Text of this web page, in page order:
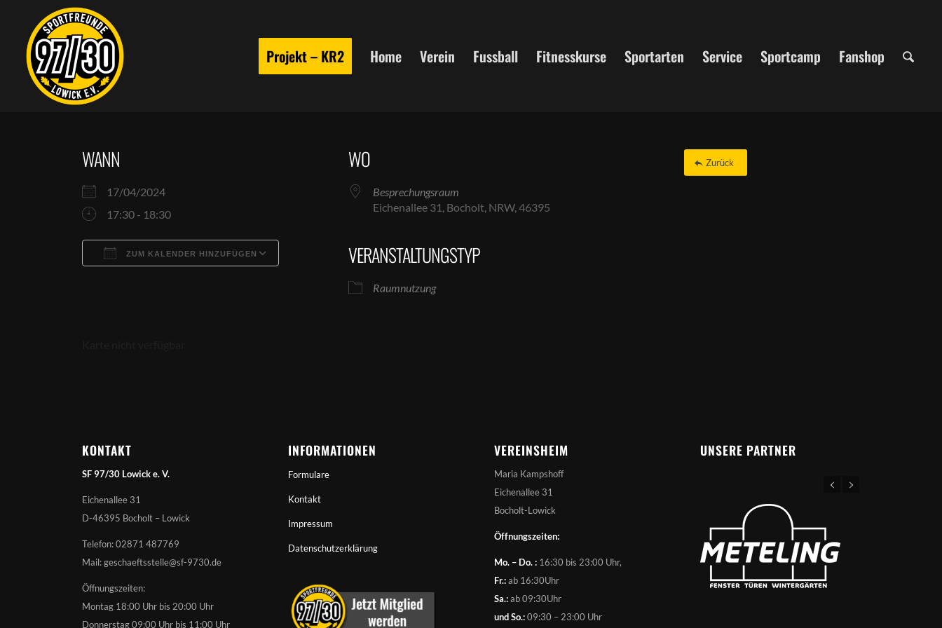
Projekt – KR2 Home Verein Fussball Fitnesskurse Sportarten Service Sportcamp Fanshop
WANN
17/04/2024
17:30 - 18:30
ZUM KALENDER HINZUFÜGEN
Google Kalender
WO
Besprechungsraum
Eichenallee 31, Bocholt, NRW, 46395
VERANSTALTUNGSTYP
Raumnutzung
Zurück
KONTAKT
SF 97/30 Lowick e. V.
Eichenallee 31
D-46395 Bocholt – Lowick
Telefon: 02871 487769
Mail: geschaeftsstelle@sf-9730.de
Öffnungszeiten:
Montag 18:00 Uhr bis 20:00 Uhr
Donnerstag 09:00 Uhr bis 11:00 Uhr
INFORMATIONEN
Formulare
Kontakt
Impressum
Datenschutzerklärung
VEREINSHEIM
Maria Kampshoff
Eichenallee 31
Bocholt-Lowick
Öffnungszeiten:
Mo. – Do. : 16:30 bis 23:00 Uhr,
Fr.:ab 16:30Uhr
Sa.:ab 09:30Uhr
und So.:09:30 – 23:00 Uhr
UNSERE PARTNER